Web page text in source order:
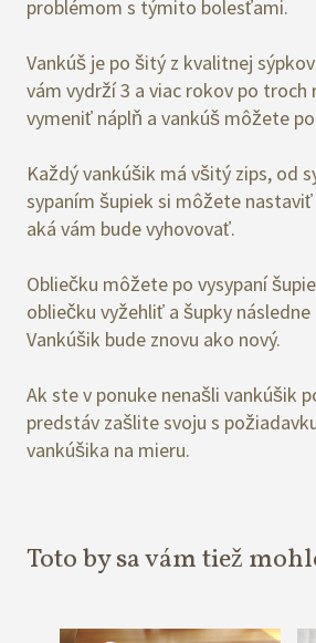
problémom s týmito bolesťami.
Vankúš je po šitý z kvalitnej
vám vydrží 3 a viac rokov po troch
vymeniť náplň a vankúš môžete
Každý vankúšik má všitý zips, od
sypaním šupiek si môžete
aká vám bude vyhovovať.
Obliečku môžete po vysypaní
obliečku vyžehliť a šupky
Vankúšik bude znovu ako nový.
Ak ste v ponuke nenašli vankúšik
predstáv zašlite svoju s
vankúšika na mieru.
Toto by sa vám tiež